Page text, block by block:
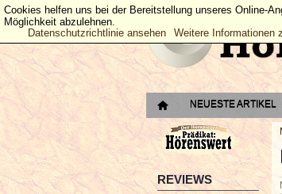
NEUESTE ARTIKEL
REVIEWS
Cookies helfen uns bei der Bereitstellung unseres Online-
Möglichkeit abzulehnen.
Datenschutzrichtlinie ansehen
Weitere Informationen